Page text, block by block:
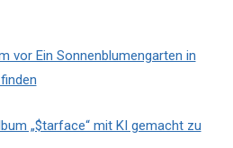
vor Ein Sonnenblumengarten in
„$tarface“ mit KI gemacht zu